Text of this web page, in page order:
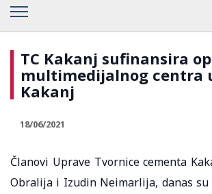
TC Kakanj sufinansira
multimedijalnog centra u
Kakanj
18/06/2021
Članovi Uprave Tvornice cementa
Obralija i Izudin Neimarlija, danas